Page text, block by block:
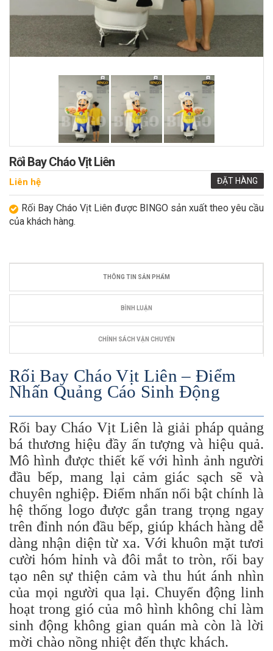
Rối Bay Cháo Vịt Liên
ĐẶT HÀNG
Liên hệ
Rối Bay Cháo Vịt Liên được BINGO sản xuất theo yêu cầu
của khách hàng.
THÔNG TIN SẢN PHẨM
BÌNH LUẬN
CHÍNH SÁCH VẬN CHUYỂN
Rối Bay Cháo Vịt Liên – Điểm
Nhấn Quảng Cáo Sinh Động
Rối bay Cháo Vịt Liên là giải pháp quảng
bá thương hiệu đầy ấn tượng và hiệu quả.
Mô hình được thiết kế với hình ảnh người
đầu bếp, mang lại cảm giác sạch sẽ và
chuyên nghiệp. Điểm nhấn nổi bật chính là
hệ thống logo được gắn trang trọng ngay
trên đỉnh nón đầu bếp, giúp khách hàng dễ
dàng nhận diện từ xa. Với khuôn mặt tươi
cười hóm hỉnh và đôi mắt to tròn, rối bay
tạo nên sự thiện cảm và thu hút ánh nhìn
của mọi người qua lại. Chuyển động linh
hoạt trong gió của mô hình không chỉ làm
sinh động không gian quán mà còn là lời
mời chào nồng nhiệt đến thực khách.